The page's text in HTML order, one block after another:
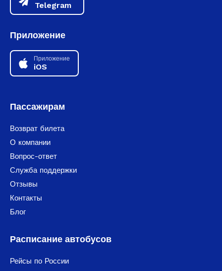
Telegram
Приложение
Приложение
iOS
Пассажирам
Возврат билета
О компании
Вопрос-ответ
Служба поддержки
Отзывы
Контакты
Блог
Расписание автобусов
Рейсы по России